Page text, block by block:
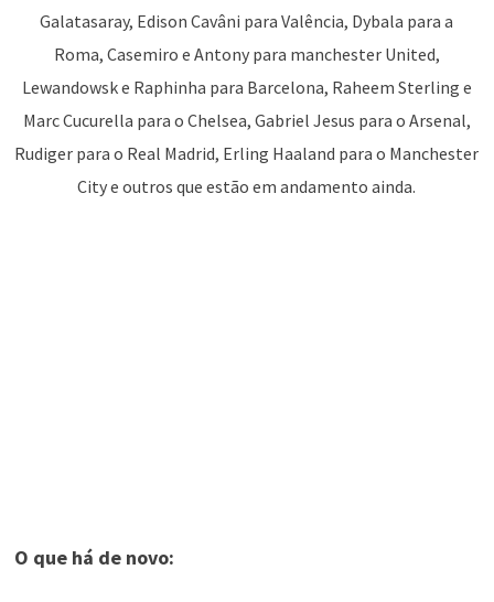
Galatasaray, Edison Cavâni para Valência, Dybala para a
Roma, Casemiro e Antony para manchester United,
Lewandowsk e Raphinha para Barcelona, Raheem Sterling e
Marc Cucurella para o Chelsea, Gabriel Jesus para o Arsenal,
Rudiger para o Real Madrid, ​​Erling Haaland para o Manchester
City e outros que estão em andamento ainda.
O que há de novo: